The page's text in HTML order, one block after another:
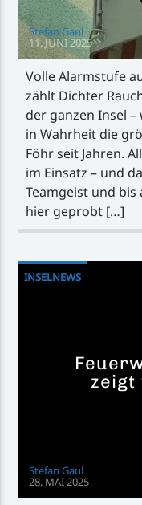
Stefan Gaul
11. JUNI 2025
Volle Alarmstufe
zählt Dichter
der ganzen Insel
in Wahrheit die
Föhr seit Jahren.
im Einsatz – und
Teamgeist und bis
hier geprobt […]
INSELNEWS
zeigt
Stefan Gaul
28. MAI 2025